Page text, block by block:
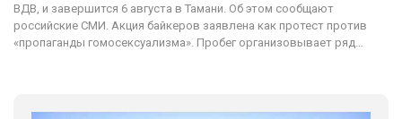
ВДВ, и завершится 6 августа в Тамани. Об этом сообщают
российские СМИ. Акция байкеров заявлена как протест против
«пропаганды гомосексуализма». Пробег организовывает ряд…